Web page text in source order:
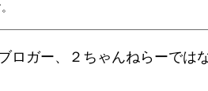
ロガー、２ちゃんねらーでは